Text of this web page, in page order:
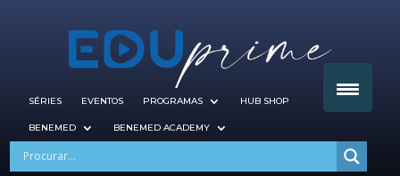
SÉRIES EVENTOS PROGRAMAS HUB SHOP
BENEMED BENEMED ACADEMY